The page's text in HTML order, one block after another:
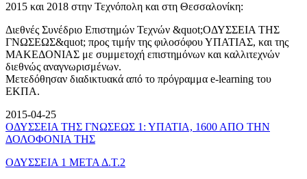
2015 και 2018 στην Τεχνόπολη και στη Θεσσαλονίκη:
Διεθνές Συνέδριο Επιστημών Τεχνών &quot;ΟΔΥΣΣΕΙΑ ΤΗΣ
ΓΝΩΣΕΩΣ&quot; προς τιμήν της φιλοσόφου ΥΠΑΤΙΑΣ, και της
ΜΑΚΕΔΟΝΙΑΣ με συμμετοχή επιστημόνων και καλλιτεχνών
διεθνώς αναγνωρισμένων.
Μετεδόθησαν διαδικτυακά από το πρόγραμμα e-learning του
ΕΚΠΑ.
2015-04-25
ΟΔΥΣΣΕΙΑ ΤΗΣ ΓΝΩΣΕΩΣ 1: ΥΠΑΤΙΑ, 1600 ΑΠΟ ΤΗΝ
ΔΟΛΟΦΟΝΙΑ ΤΗΣ
ΟΔΥΣΣΕΙΑ 1 ΜΕΤΑ Δ.Τ.2